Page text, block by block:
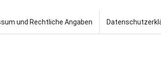
und Rechtliche Angaben